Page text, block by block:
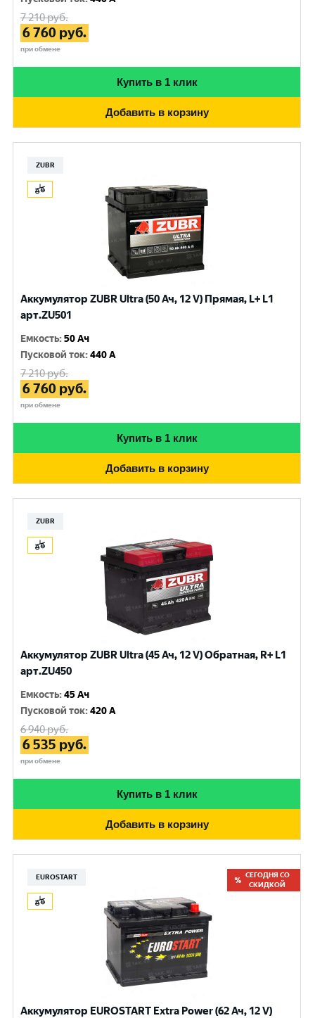
7 210руб.
6 760 руб.
при обмене
Купить в 1 клик
Добавить в корзину
ZUBR
Аккумулятор ZUBR Ultra (50 Ач, 12 V) Прямая, L+ L1
арт.ZU501
Емкость:50 Ач
Пусковой ток:440 A
7 210руб.
6 760 руб.
при обмене
Купить в 1 клик
Добавить в корзину
ZUBR
Аккумулятор ZUBR Ultra (45 Ач, 12 V) Обратная, R+ L1
арт.ZU450
Емкость:45 Ач
Пусковой ток:420 A
6 940руб.
6 535 руб.
при обмене
Купить в 1 клик
Добавить в корзину
EUROSTART
СЕГОДНЯ СО
СКИДКОЙ
Аккумулятор EUROSTART Extra Power (62 Ач, 12 V)